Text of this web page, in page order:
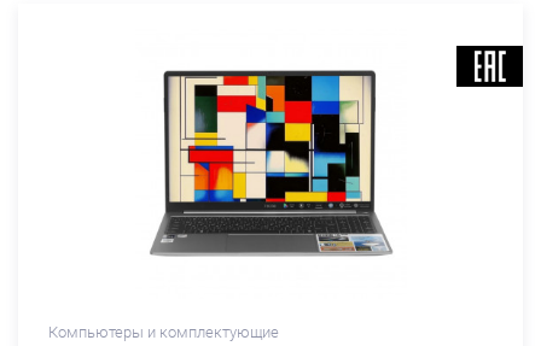
Компьютеры и комплектующие